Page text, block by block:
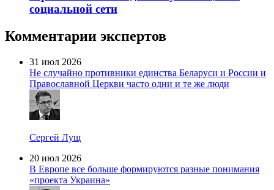
социальной сети
Комментарии экспертов
31 июл 2026
Не случайно противники единства Беларуси и России и
Православной Церкви часто одни и те же люди
Сергей Лущ
20 июл 2026
В Европе все больше формируются разные понимания
«проекта Украина»